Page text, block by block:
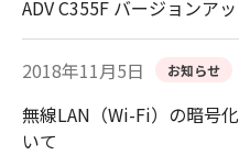
ADV C355F バージョンア
2018年11月5日 お知らせ
無線LAN（Wi-Fi）の暗号
いて